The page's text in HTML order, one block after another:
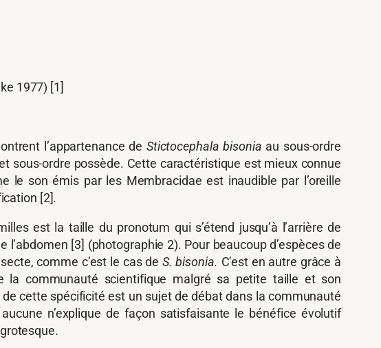
1977) [1]
l’appartenance de Stictocephala bisonia au sous-ordre
sous-ordre possède. Cette caractéristique est mieux connue
le son émis par les Membracidae est inaudible par l’oreille
[2].
est la taille du pronotum qui s’étend jusqu’à l’arrière de
[3] (photographie 2). Pour beaucoup d’espèces de
comme c’est le cas de S. bisonia. C’est en autre grâce à
la communauté scientifique malgré sa petite taille et son
cette spécificité est un sujet de débat dans la communauté
n’explique de façon satisfaisante le bénéfice évolutif